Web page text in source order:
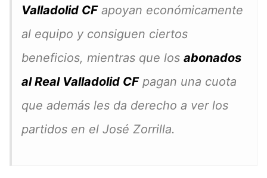
Valladolid CFapoyan económicamente
al equipo y consiguen ciertos
beneficios, mientras que los abonados
al Real Valladolid CFpagan una cuota
que además les da derecho a ver los
partidos en el José Zorrilla.